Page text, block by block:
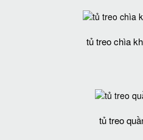
tủ treo chìa
tủ treo